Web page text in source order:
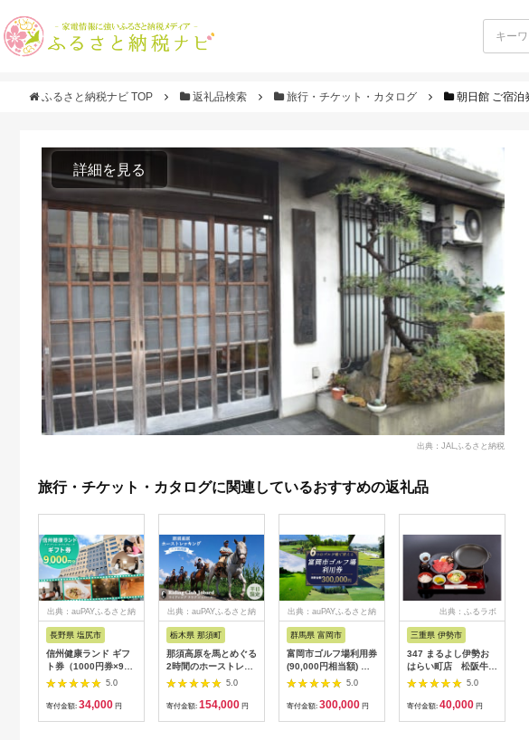
ふるさと納税ナビ TOP 返礼品検索 旅行・チケット・カタログ 朝日館 ご宿泊
詳細を見る
出典：JALふるさと納税
旅行・チケット・カタログに関連しているおすすめの返礼品
出典：auPAYふるさと納
長野県 塩尻市
信州健康ランド ギフ
ト券（1000円券×9
枚） | 信州健康ランド
サウナ 大浴場 ボディ
ケア リラクゼーショ
5.0
寄付金額: 34,000 円
出典：auPAYふるさと納
栃木県 那須町
那須高原を馬とめぐる
2時間のホーストレッ
キング 外乗ペア利用
券【平日限定】チケッ
ト 利用券 ペア 体験
5.0
寄付金額: 154,000 円
出典：auPAYふるさと納
群馬県 富岡市
富岡市ゴルフ場利用券
(90,000円相当額) ゴ
ルフ チケット 平日 土
日 祝日 プレー券 関東
群馬県 首都圏 F20E-
5.0
寄付金額: 300,000 円
出典：ふるラボ
三重県 伊勢市
347 まるよし伊勢お
はらい町店 松阪牛焼
肉御膳(150g) ペアお
5.0
寄付金額: 40,000 円